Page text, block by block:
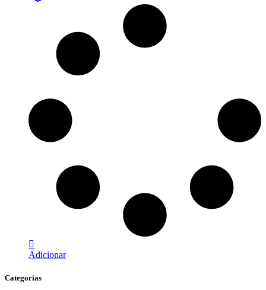
Adicionar
Categorias